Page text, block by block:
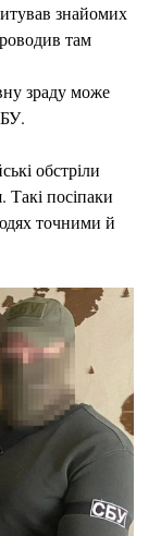
знайомих
там
зраду може
обстріли
посіпаки
точними й